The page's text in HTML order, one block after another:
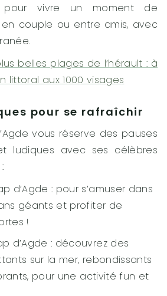
pour vivre un moment de
couple ou entre amis, avec
belles plages de l’hérault : à
littoral aux 1000 visages
pour se rafraîchir
vous réserve des pauses
ludiques avec ses célèbres
d’Agde : pour s’amuser dans
géants et profiter de
!
d’Agde : découvrez des
sur la mer, rebondissants
pour une activité fun et